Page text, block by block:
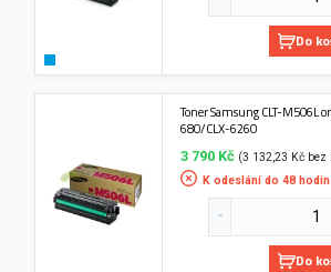
Do
Toner Samsung CLT-M506L
680/CLX-6260
3 790 Kč (3 132,23 Kč bez
K odeslání do 48 hodin
Do